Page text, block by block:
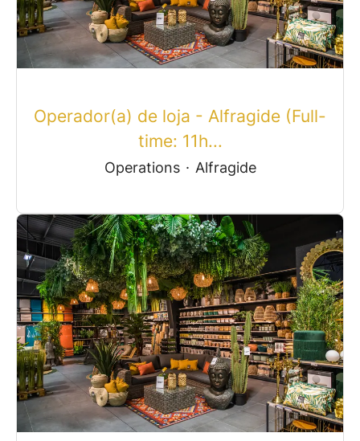
Operador(a) de loja - Alfragide (Full-
time: 11h...
Operations · Alfragide